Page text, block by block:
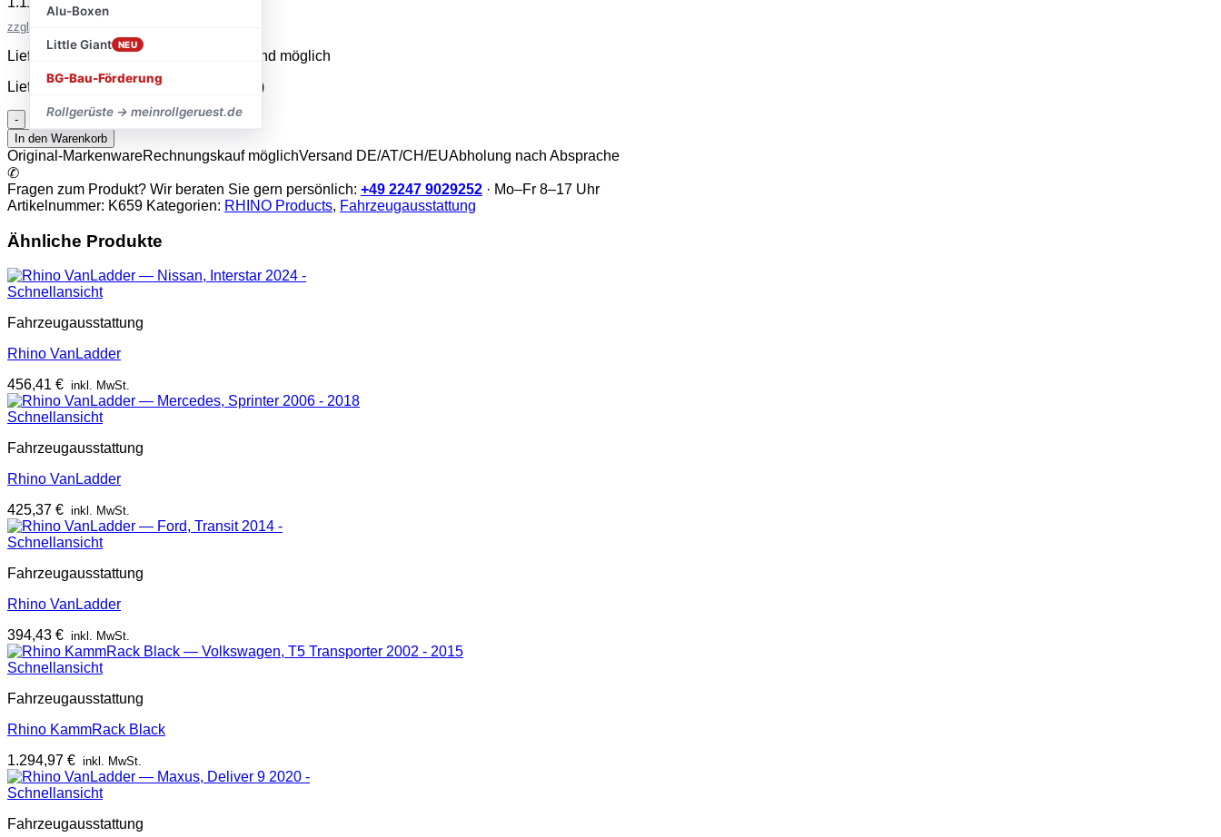
Alu-Boxen
Little Giant NEU
BG-Bau-Förderung
Rollgerüste → meinrollgeruest.de
zzgl. Versandkosten
Lieferzeit 2–5 Werktage · Expressversand möglich
Lieferzeit:sofort lieferbar (2-5 Werktage)
Rhino
KammRack
Menge
In den Warenkorb
Original-MarkenwareRechnungskauf möglichVersand DE/AT/CH/EUAbholung nach Absprache
✆
Fragen zum Produkt? Wir beraten Sie gern persönlich: +49 2247 9029252 · Mo–Fr 8–17 Uhr
Artikelnummer: K659 Kategorien: RHINO Products, Fahrzeugausstattung
Ähnliche Produkte
Schnellansicht
Fahrzeugausstattung
Rhino VanLadder
456,41 € inkl. MwSt.
Schnellansicht
Fahrzeugausstattung
Rhino VanLadder
425,37 € inkl. MwSt.
Schnellansicht
Fahrzeugausstattung
Rhino VanLadder
394,43 € inkl. MwSt.
Schnellansicht
Fahrzeugausstattung
Rhino KammRack Black
1.294,97 € inkl. MwSt.
Schnellansicht
Fahrzeugausstattung